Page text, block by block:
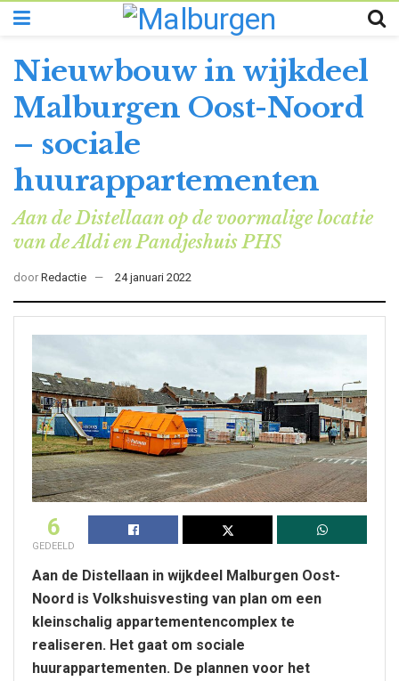
Nieuwbouw in wijkdeel
Malburgen Oost-Noord
– sociale
huurappartementen
Aan de Distellaan op de voormalige locatie
van de Aldi en Pandjeshuis PHS
door Redactie 24 januari 2022
6
GEDEELD
Aan de Distellaan in wijkdeel Malburgen Oost-
Noord is Volkshuisvesting van plan om een
kleinschalig appartementencomplex te
realiseren. Het gaat om sociale
huurappartementen. De plannen voor het